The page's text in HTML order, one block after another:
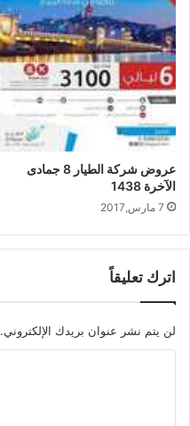
عروض شركة الطيار 8 جمادى
الآخرة 1438
7 مارس,2017
اترك تعليقاً
لن يتم نشر عنوان بريدك الإلكتروني.